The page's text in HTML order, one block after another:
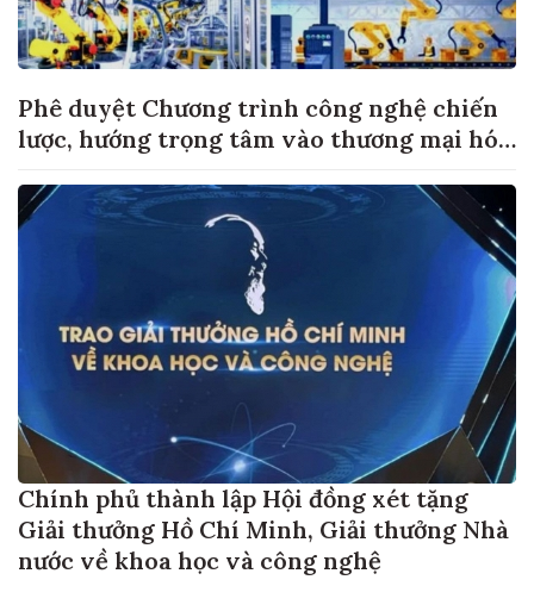
Phê duyệt Chương trình công nghệ chiến
lược, hướng trọng tâm vào thương mại hóa
Chính phủ thành lập Hội đồng xét tặng
Giải thưởng Hồ Chí Minh, Giải thưởng Nhà
nước về khoa học và công nghệ